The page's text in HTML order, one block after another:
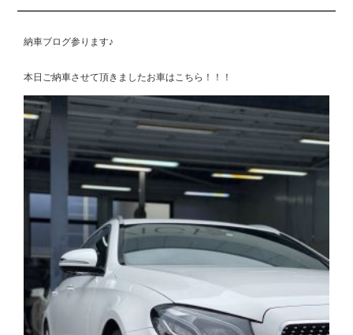
納車ブログ参ります♪
本日ご納車させて頂きましたお車はこちら！！！